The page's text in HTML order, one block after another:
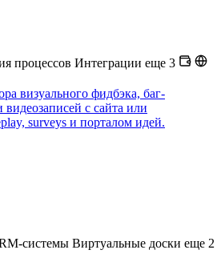
процессов Интеграции еще 3
визуального фидбэка, баг-
с сайта или
surveys и порталом идей.
системы Виртуальные доски еще 2